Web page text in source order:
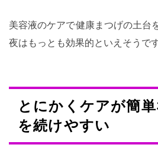
美容液のケアで健康まつげの土台
夜はもっとも効果的といえそうです
とにかくケアが簡
を続けやすい